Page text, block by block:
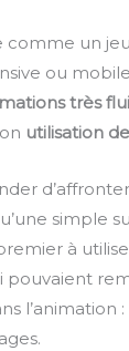
comme un
ou
très
utilisation
d’affronter
simple
à
pouvaient
l’animation :